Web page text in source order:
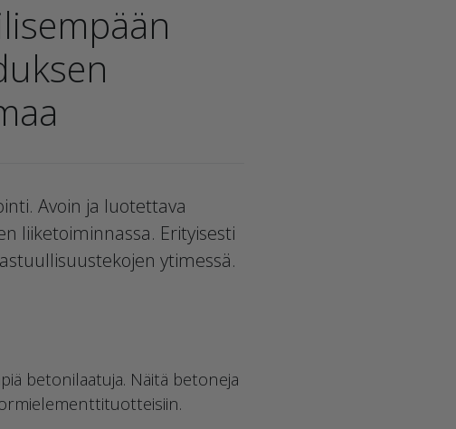
Avoin ja luotettava
liiketoiminnassa. Erityisesti
ytimessä.
betonilaatuja. Näitä betoneja